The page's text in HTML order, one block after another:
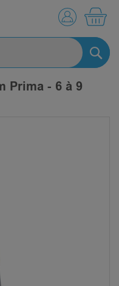
Prima - 6 à 9